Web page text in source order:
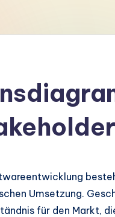
Umsetzung.
für den Markt,